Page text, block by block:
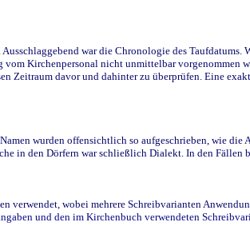
war die Chronologie des
vom Kirchenpersonal nicht unmittelbar
Zeitraum davor und dahinter zu überprüfen. Eine
wurden offensichtlich so aufgeschrieben, wie die
in den Dörfern war schließlich Dialekt. In den
verwendet, wobei mehrere Schreibvarianten
und den im Kirchenbuch verwendeten